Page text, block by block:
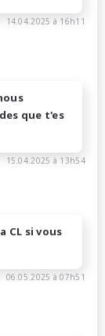
14.04.2025 à 16h11
que t'es
15.04.2025 à 13h54
CL si vous
06.05.2025 à 07h51